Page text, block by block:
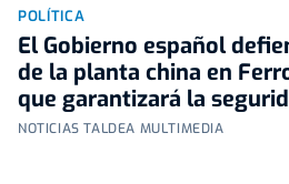
POLÍTICA
El Gobierno español
de la planta china en
que garantizará la
NOTICIAS TALDEA MULTIMEDIA